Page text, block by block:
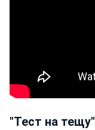
"Тест на тещу"